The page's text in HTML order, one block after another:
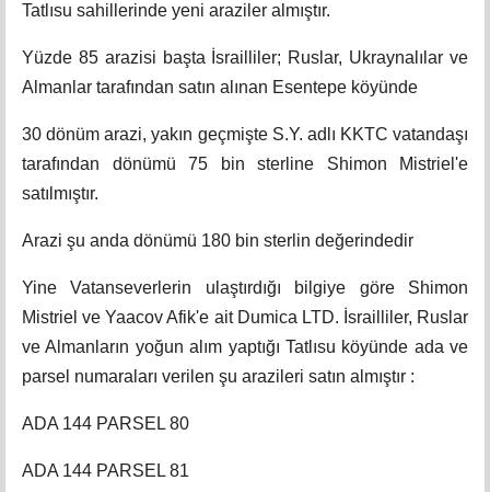
Tatlısu sahillerinde yeni araziler almıştır.
Yüzde 85 arazisi başta İsrailliler; Ruslar, Ukraynalılar ve
Almanlar tarafından satın alınan Esentepe köyünde
30 dönüm arazi, yakın geçmişte S.Y. adlı KKTC vatandaşı
tarafından dönümü 75 bin sterline Shimon Mistriel'e
satılmıştır.
Arazi şu anda dönümü 180 bin sterlin değerindedir
Yine Vatanseverlerin ulaştırdığı bilgiye göre Shimon
Mistriel ve Yaacov Afik'e ait Dumica LTD. İsrailliler, Ruslar
ve Almanların yoğun alım yaptığı Tatlısu köyünde ada ve
parsel numaraları verilen şu arazileri satın almıştır :
ADA 144 PARSEL 80
ADA 144 PARSEL 81